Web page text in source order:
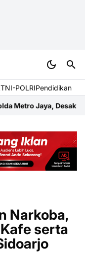
TNI-POLRIPendidikan
Ekshumasi
Narkoba,
serta